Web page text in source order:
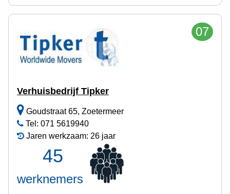
07
Verhuisbedrijf Tipker
Goudstraat 65, Zoetermeer
Tel: 071 5619940
Jaren werkzaam: 26 jaar
45
werknemers